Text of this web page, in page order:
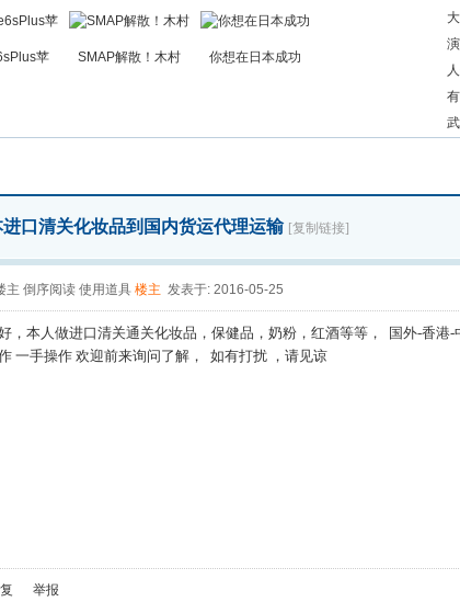
苹 SMAP解散！木村 你想在日本成功
进口清关化妆品到国内货运代理运输 [复制链接]
主 倒序阅读 使用道具 楼主 发表于: 2016-05-25
，本人做进口清关通关化妆品，保健品，奶粉，红酒等等， 国外-香港
一手操作 欢迎前来询问了解， 如有打扰 ，请见谅
举报